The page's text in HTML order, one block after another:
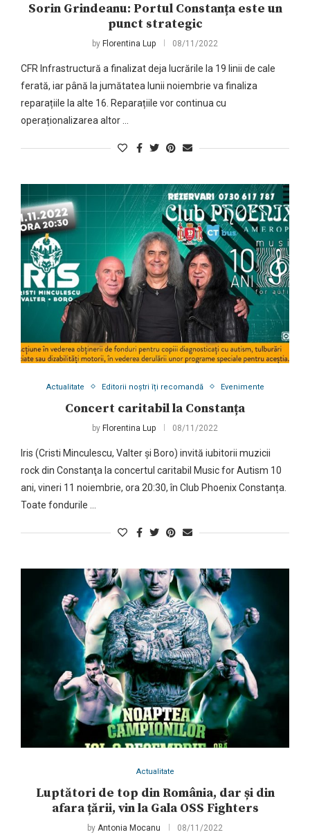
Sorin Grindeanu: Portul Constanța este un
punct strategic
by Florentina Lup 08/11/2022
CFR Infrastructură a finalizat deja lucrările la 19 linii de cale
ferată, iar până la jumătatea lunii noiembrie va finaliza
reparațiile la alte 16. Reparațiile vor continua cu
operaționalizarea altor …
Actualitate Editorii noștri îți recomandă Evenimente
Concert caritabil la Constanța
by Florentina Lup 08/11/2022
Iris (Cristi Minculescu, Valter și Boro) invită iubitorii muzicii
rock din Constanţa la concertul caritabil Music for Autism 10
ani, vineri 11 noiembrie, ora 20:30, în Club Phoenix Constanța.
Toate fondurile …
Actualitate
Luptători de top din România, dar și din
afara țării, vin la Gala OSS Fighters
by Antonia Mocanu 08/11/2022